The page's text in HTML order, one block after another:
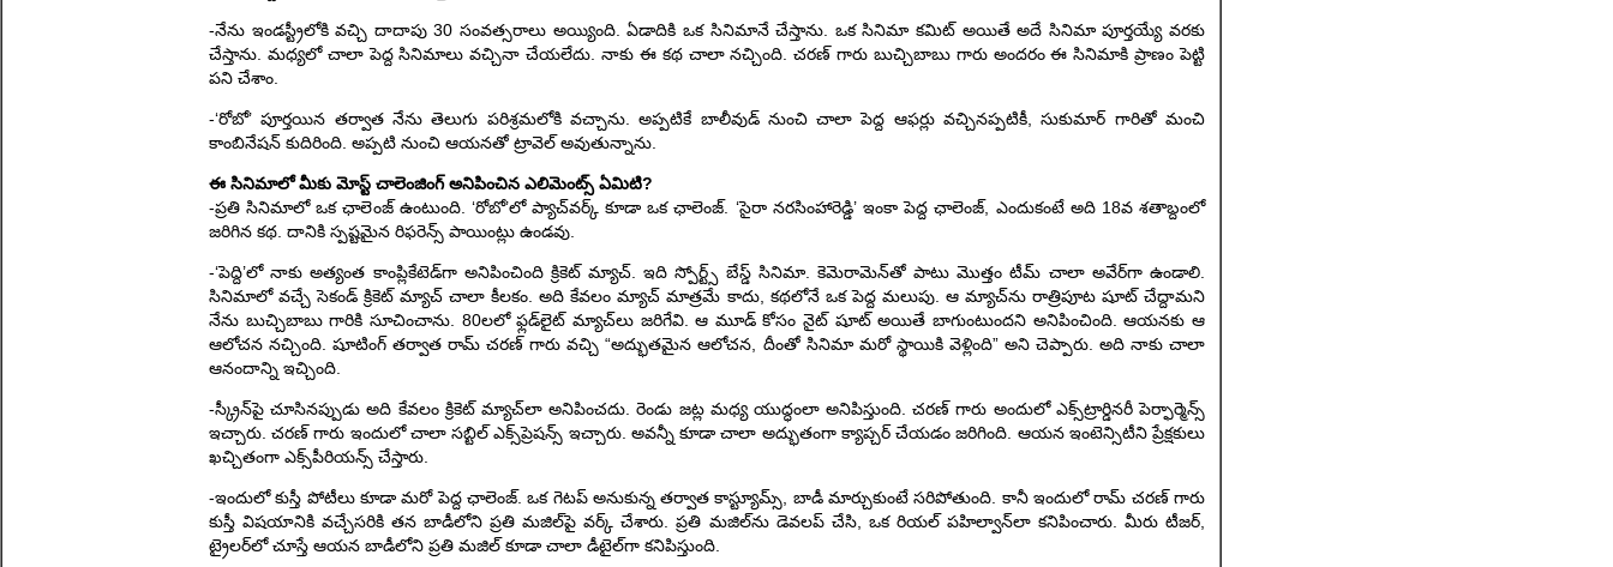
-నేను ఇండస్ట్రీలోకి వచ్చి దాదాపు 30 సంవత్సరాలు అయ్యింది. ఏడాదికి ఒక సినిమానే చేస్తాను. ఒక సినిమా కమిట్ అయితే అదే సినిమా పూర్తయ్యే వరకు
చేస్తాను. మధ్యలో చాలా పెద్ద సినిమాలు వచ్చినా చేయలేదు. నాకు ఈ కథ చాలా నచ్చింది. చరణ్ గారు బుచ్చిబాబు గారు అందరం ఈ సినిమాకి ప్రాణం పెట్టి
పని చేశాం.
-‘రోబో’ పూర్తయిన తర్వాత నేను తెలుగు పరిశ్రమలోకి వచ్చాను. అప్పటికే బాలీవుడ్ నుంచి చాలా పెద్ద ఆఫర్లు వచ్చినప్పటికీ, సుకుమార్ గారితో మంచి
కాంబినేషన్ కుదిరింది. అప్పటి నుంచి ఆయనతో ట్రావెల్ అవుతున్నాను.
ఈ సినిమాలో మీకు మోస్ట్ చాలెంజింగ్ అనిపించిన ఎలిమెంట్స్ ఏమిటి?
-ప్రతి సినిమాలో ఒక ఛాలెంజ్ ఉంటుంది. ‘రోబో’లో ప్యాచ్‌వర్క్ కూడా ఒక ఛాలెంజ్. ‘సైరా నరసింహారెడ్డి’ ఇంకా పెద్ద ఛాలెంజ్, ఎందుకంటే అది 18వ శతాబ్దంలో
జరిగిన కథ. దానికి స్పష్టమైన రిఫరెన్స్ పాయింట్లు ఉండవు.
-‘పెద్ది’లో నాకు అత్యంత కాంప్లికేటెడ్‌గా అనిపించింది క్రికెట్ మ్యాచ్. ఇది స్పోర్ట్స్ బేస్డ్ సినిమా. కెమెరామెన్‌తో పాటు మొత్తం టీమ్ చాలా అవేర్‌గా ఉండాలి.
సినిమాలో వచ్చే సెకండ్ క్రికెట్ మ్యాచ్ చాలా కీలకం. అది కేవలం మ్యాచ్ మాత్రమే కాదు, కథలోనే ఒక పెద్ద మలుపు. ఆ మ్యాచ్‌ను రాత్రిపూట షూట్ చేద్దామని
నేను బుచ్చిబాబు గారికి సూచించాను. 80లలో ఫ్లడ్‌లైట్ మ్యాచ్‌లు జరిగేవి. ఆ మూడ్ కోసం నైట్ షూట్ అయితే బాగుంటుందని అనిపించింది. ఆయనకు ఆ
ఆలోచన నచ్చింది. షూటింగ్ తర్వాత రామ్ చరణ్ గారు వచ్చి “అద్భుతమైన ఆలోచన, దీంతో సినిమా మరో స్థాయికి వెళ్లింది” అని చెప్పారు. అది నాకు చాలా
ఆనందాన్ని ఇచ్చింది.
-స్క్రీన్‌పై చూసినప్పుడు అది కేవలం క్రికెట్ మ్యాచ్‌లా అనిపించదు. రెండు జట్ల మధ్య యుద్ధంలా అనిపిస్తుంది. చరణ్ గారు అందులో ఎక్స్‌ట్రార్డినరీ పెర్ఫార్మెన్స్
ఇచ్చారు. చరణ్ గారు ఇందులో చాలా సబ్టిల్ ఎక్స్‌ప్రెషన్స్ ఇచ్చారు. అవన్నీ కూడా చాలా అద్భుతంగా క్యాప్చర్ చేయడం జరిగింది. ఆయన ఇంటెన్సిటీని ప్రేక్షకులు
ఖచ్చితంగా ఎక్స్‌పీరియన్స్ చేస్తారు.
-ఇందులో కుస్తీ పోటీలు కూడా మరో పెద్ద ఛాలెంజ్. ఒక గెటప్ అనుకున్న తర్వాత కాస్ట్యూమ్స్, బాడీ మార్చుకుంటే సరిపోతుంది. కానీ ఇందులో రామ్ చరణ్ గారు
కుస్తీ విషయానికి వచ్చేసరికి తన బాడీలోని ప్రతి మజిల్‌పై వర్క్ చేశారు. ప్రతి మజిల్‌ను డెవలప్ చేసి, ఒక రియల్ పహిల్వాన్‌లా కనిపించారు. మీరు టీజర్,
ట్రైలర్‌లో చూస్తే ఆయన బాడీలోని ప్రతి మజిల్ కూడా చాలా డీటైల్‌గా కనిపిస్తుంది.